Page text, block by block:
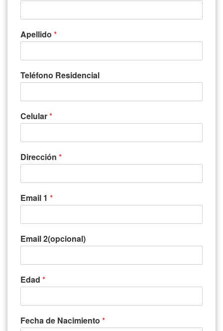
Apellido *
Teléfono Residencial
Celular*
Dirección *
Email 1 *
Email 2(opcional)
Edad *
Fecha de Nacimiento *